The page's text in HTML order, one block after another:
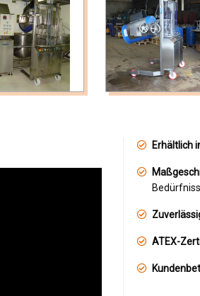
Erhältlich
ATEX-